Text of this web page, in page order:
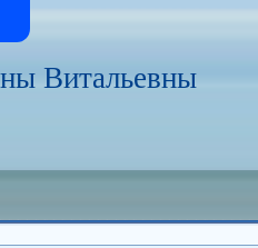
Витальевны